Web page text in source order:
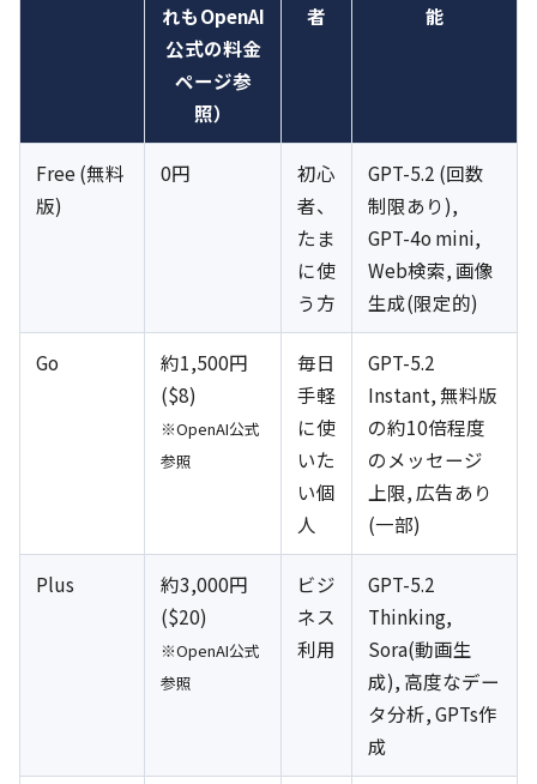
れもOpenAI
公式の料金
ページ参
照）
者
能
Free (無料
版)
0円
初心
者、
たま
に使
う方
GPT-5.2 (回数
制限あり),
GPT-4o mini,
Web検索, 画像
生成(限定的)
Go
約1,500円
($8)
※OpenAI公式
参照
毎日
手軽
に使
いた
い個
人
GPT-5.2
Instant, 無料版
の約10倍程度
のメッセージ
上限, 広告あり
(一部)
Plus
約3,000円
($20)
※OpenAI公式
参照
ビジ
ネス
利用
GPT-5.2
Thinking,
Sora(動画生
成), 高度なデー
タ分析, GPTs作
成